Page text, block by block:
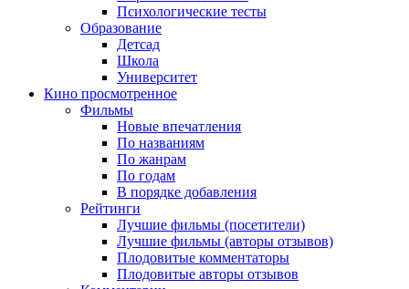
Психологические тесты
Образование
Детсад
Школа
Университет
Кино просмотренное
Фильмы
Новые впечатления
По названиям
По жанрам
По годам
В порядке добавления
Рейтинги
Лучшие фильмы (посетители)
Лучшие фильмы (авторы отзывов)
Плодовитые комментаторы
Плодовитые авторы отзывов